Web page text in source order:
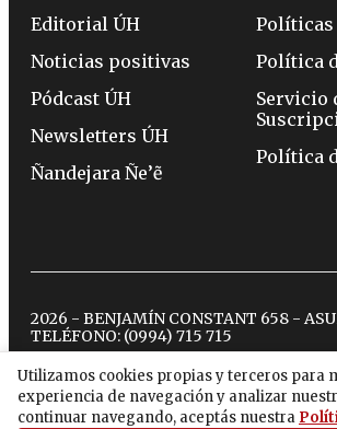
Utilizamos cookies propias y terceros para
experiencia de navegación y analizar
continuar navegando, aceptás nuestra
Editorial ÚH
Noticias positivas
Pódcast ÚH
Newsletters ÚH
Ñandejara Ñe’ẽ
Políticas
Política
Servicio
Política
2026 - BENJAMÍN CONSTANT 658 -
TELÉFONO: (0994) 715 715
twitterinstagram
facebook
tiktok